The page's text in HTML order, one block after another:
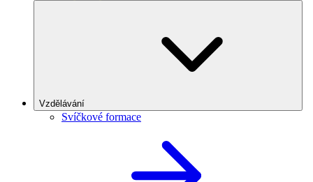
Vzdělávání
Svíčkové formace